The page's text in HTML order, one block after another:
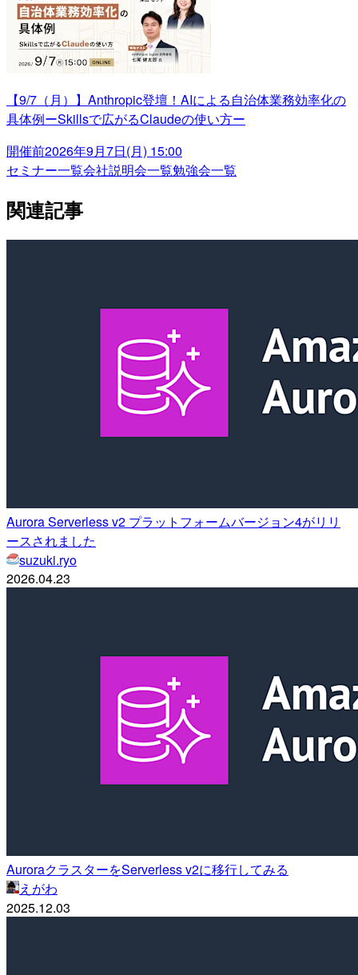
【9/7（月）】Anthropic登壇！AIによる自治体業務効率化の
具体例ーSkillsで広がるClaudeの使い方ー
開催前2026年9月7日(月) 15:00
セミナー一覧会社説明会一覧勉強会一覧
関連記事
Aurora Serverless v2 プラットフォームバージョン4がリリ
ースされました
suzuki.ryo
2026.04.23
AuroraクラスターをServerless v2に移行してみる
えがわ
2025.12.03